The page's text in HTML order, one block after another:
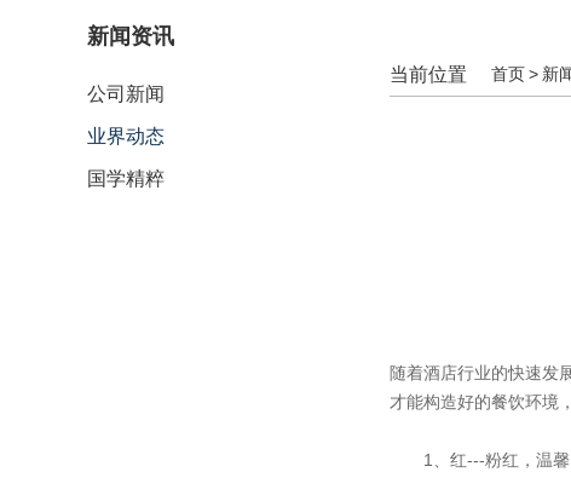
新闻资讯
公司新闻
业界动态
国学精粹
当前位置 首页> 新
随着酒店行业的快速发
才能构造好的餐饮环境
1、红---粉红，温馨